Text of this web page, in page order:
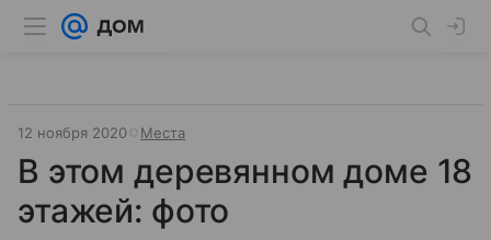
12 ноября 2020 Места
В этом деревянном доме 18
этажей: фото